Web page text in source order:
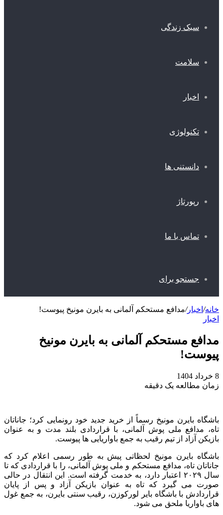
سبک زندگی
سلامت
اخبار
تکنولوژی
دانستنی ها
رپورتاژ
تماس با ما
جستجو برای
خانه/ اخبار/مدافع مستحکم آلمانی به بایرن مونیخ پیوست!
اخبار
مدافع مستحکم آلمانی به بایرن مونیخ
پیوست!
8 خرداد 1404
زمان مطالعه یک دقیقه
باشگاه بایرن مونیخ رسماً از خرید جدید خود رونمایی کرد؛ جاناتان
تاه، مدافع ملی‌ پوش آلمانی، با قراردادی بلند مدت و به عنوان
بازیکن آزاد از تیم رقیب به جمع باواریایی‌ ها پیوست.
باشگاه بایرن مونیخ لحظاتی پیش به طور رسمی اعلام کرد که
جاناتان تاه، مدافع مستحکم و ملی‌ پوش آلمانی، را با قراردادی که تا
سال ۲۰۲۹ اعتبار دارد، به خدمت گرفته است. این انتقال در حالی
صورت می‌ گیرد که تاه به عنوان بازیکن آزاد و پس از پایان
قراردادش با باشگاه بایر لورکوزن، رقیب سنتی بایرن، به جمع غول‌
های باواریا ملحق می‌ شود.